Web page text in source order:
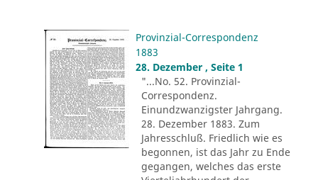
Provinzial-Correspondenz
1883
28. Dezember , Seite 1
"...No. 52. Provinzial-
Correspondenz.
Einundzwanzigster Jahrgang.
28. Dezember 1883. Zum
Jahresschluß. Friedlich wie es
begonnen, ist das Jahr zu Ende
gegangen, welches das erste